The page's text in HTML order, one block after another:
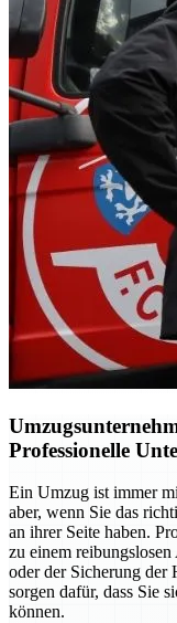
Professionelle
Ein Umzug ist immer
aber, wenn Sie das
an ihrer Seite haben.
zu einem
oder der Sicherung der
sorgen dafür, dass Sie
können.